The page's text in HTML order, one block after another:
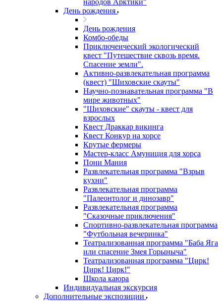
народов Арктики"
День рождения
День рождения
Комбо-обеды
Приключенческий экологический
квест "Путешествие сквозь время.
Спасение земли".
Активно-развлекательная программа
(квест) "Шиховские скауты"
Научно-познавательная программа "В
мире животных"
"Шиховские" скауты - квест для
взрослых
Квест Драккар викинга
Квест Конкур на хорсе
Крутые фермеры
Мастер-класс Амуниция для хорса
Пони Мания
Развлекательная программа "Взрыв
кухни"
Развлекательная программа
"Палеонтолог и динозавр"
Развлекательная программа
"Сказочные приключения"
Спортивно-развлекательная программа
"Футбольная вечеринка"
Театрализованная программа "Баба Яга
или спасение Змея Горыныча"
Театрализованная программа "Цирк!
Цирк! Цирк!"
Школа каюра
Индивидуальная экскурсия
Дополнительные экспозиции